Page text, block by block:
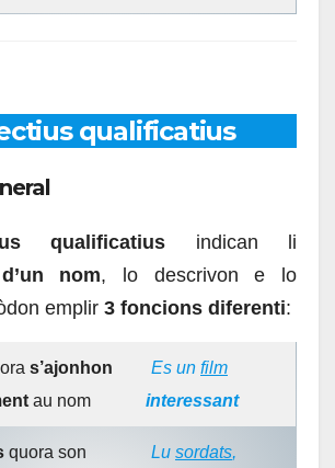
qualificatius
qualificatius indican li
nom, lo descrivon e lo
emplir 3 foncions diferenti:
s’ajonhon
au nom
Es un film
interessant
quora son
Lu sordats,